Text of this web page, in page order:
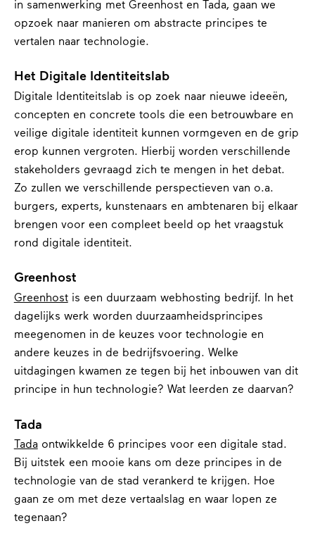
in samenwerking met Greenhost en Tada, gaan we
opzoek naar manieren om abstracte principes te
vertalen naar technologie.
Het Digitale Identiteitslab
Digitale Identiteitslab is op zoek naar nieuwe ideeën,
concepten en concrete tools die een betrouwbare en
veilige digitale identiteit kunnen vormgeven en de grip
erop kunnen vergroten. Hierbij worden verschillende
stakeholders gevraagd zich te mengen in het debat.
Zo zullen we verschillende perspectieven van o.a.
burgers, experts, kunstenaars en ambtenaren bij elkaar
brengen voor een compleet beeld op het vraagstuk
rond digitale identiteit.
Greenhost
Greenhostis een duurzaam webhosting bedrijf. In het
dagelijks werk worden duurzaamheidsprincipes
meegenomen in de keuzes voor technologie en
andere keuzes in de bedrijfsvoering. Welke
uitdagingen kwamen ze tegen bij het inbouwen van dit
principe in hun technologie? Wat leerden ze daarvan?
Tada
Tadaontwikkelde 6 principes voor een digitale stad.
Bij uitstek een mooie kans om deze principes in de
technologie van de stad verankerd te krijgen. Hoe
gaan ze om met deze vertaalslag en waar lopen ze
tegenaan?